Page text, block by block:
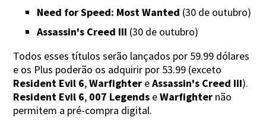
Need for Speed: Most Wanted (30 de outubro)
Assassin's Creed III (30 de outubro)
Todos esses títulos serão lançados por 59.99 dólares
e os Plus poderão os adquirir por 53.99 (exceto
Resident Evil 6,Warfighter eAssassin's Creed III).
Resident Evil 6, 007 Legends eWarfighter não
permitem a pré-compra digital.